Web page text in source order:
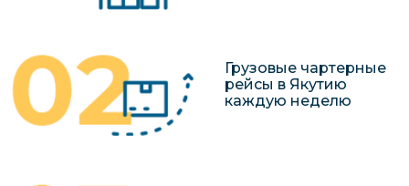
Грузовые чартерные
рейсы в Якутию
каждую неделю